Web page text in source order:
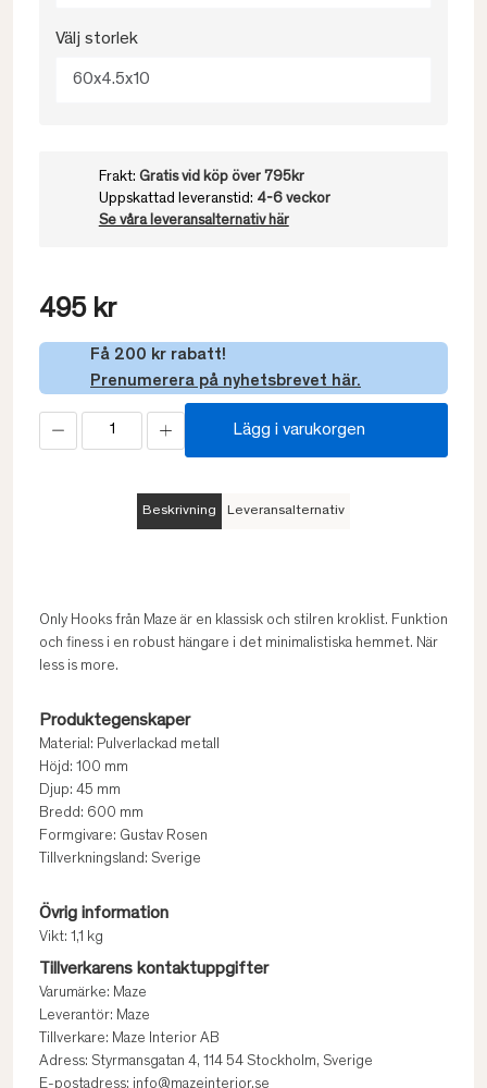
Välj storlek
60x4.5x10
Frakt: Gratis vid köp över 795kr
Uppskattad leveranstid: 4-6 veckor
Se våra leveransalternativ här
495 kr
Få 200 kr rabatt!
Prenumerera på nyhetsbrevet här.
Lägg i varukorgen
Beskrivning Leveransalternativ
Only Hooks från Maze är en klassisk och stilren kroklist. Funktion
och finess i en robust hängare i det minimalistiska hemmet. När
less is more.
Produktegenskaper
Material: Pulverlackad metall
Höjd: 100 mm
Djup: 45 mm
Bredd: 600 mm
Formgivare: Gustav Rosen
Tillverkningsland: Sverige
Övrig information
Vikt: 1,1 kg
Tillverkarens kontaktuppgifter
Varumärke: Maze
Leverantör: Maze
Tillverkare: Maze Interior AB
Adress: Styrmansgatan 4, 114 54 Stockholm, Sverige
E-postadress: info@mazeinterior.se